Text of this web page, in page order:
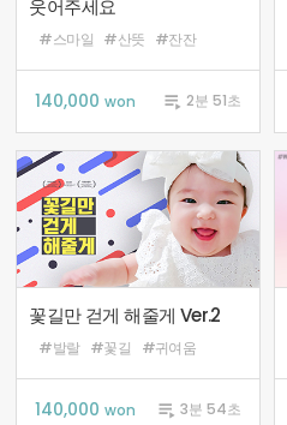
웃어주세요
#스마일 #산뜻 #잔잔
140,000won 2분 51초
꽃길만 걷게 해줄게 Ver.2
#발랄 #꽃길 #귀여움
140,000won 3분 54초